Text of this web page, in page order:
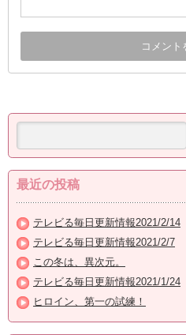
最近の投稿
テレビる毎日更新情報2021/2/14
テレビる毎日更新情報2021/2/7
この冬は、異次元。
テレビる毎日更新情報2021/1/24
ヒロイン、第一の試練！